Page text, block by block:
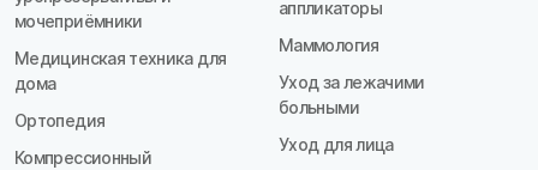
мочеприёмники
Медицинская техника для
дома
Ортопедия
Компрессионный
аппликаторы
Маммология
Уход за лежачими
больными
Уход для лица